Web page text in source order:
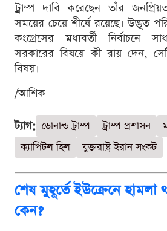
ট্রাম্প দাবি করেছেন তাঁর
সময়ের চেয়ে শীর্ষে রয়েছে। উদ্ভূত
কংগ্রেসের মধ্যবর্তী নির্বাচনে
সরকারের বিষয়ে কী রায় দেন,
বিষয়।
/আশিক
ট্যাগ: ডোনাল্ড ট্রাম্প ট্রাম্প প্রশাসন
ক্যাপিটল হিল
যুক্তরাষ্ট্র ইরান সংকট
শেষ মুহূর্তে ইউক্রেনে হামলা
কেন?